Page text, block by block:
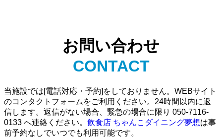
お問い合わせ
CONTACT
当施設では[電話対応・予約]をしておりません。WEBサイト
のコンタクトフォームをご利用ください。24時間以内に返
信します。返信がない場合、緊急の場合に限り 050-7116-
0133 へ連絡ください。 飲食店 ちゃんこダイニング夢想は事
前予約なしでいつでも利用可能です。